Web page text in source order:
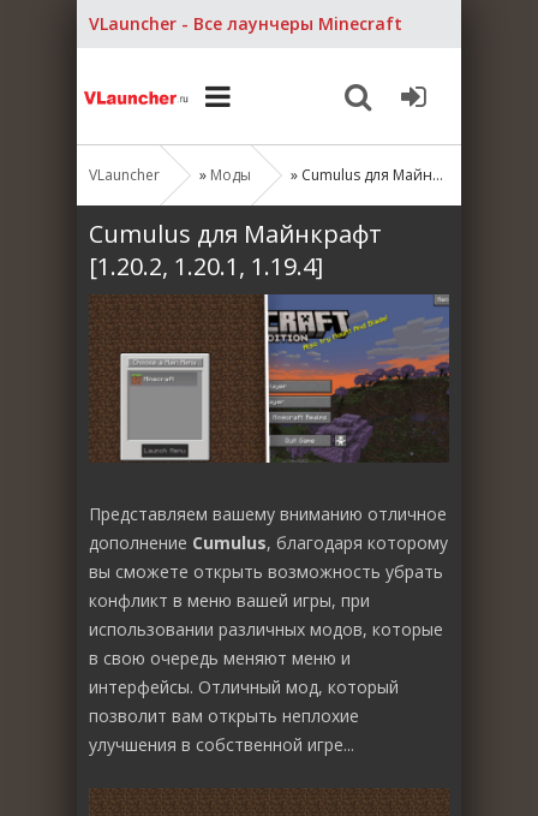
VLauncher - Все лаунчеры Minecraft
VLauncher » Моды » Cumulus для Майнкрафт [1.20.2, 1.20.1, 1.19.4]
Cumulus для Майнкрафт
[1.20.2, 1.20.1, 1.19.4]
Представляем вашему вниманию отличное
дополнение Cumulus, благодаря которому
вы сможете открыть возможность убрать
конфликт в меню вашей игры, при
использовании различных модов, которые
в свою очередь меняют меню и
интерфейсы. Отличный мод, который
позволит вам открыть неплохие
улучшения в собственной игре...